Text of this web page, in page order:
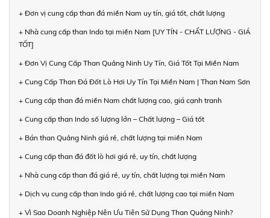
+ Đơn vị cung cấp than đá miền Nam uy tín, giá tốt, chất lượng
+ Nhà cung cấp than Indo tại miền Nam [UY TÍN - CHẤT LƯỢNG - GIÁ
TỐT]
+ Đơn Vị Cung Cấp Than Quảng Ninh Uy Tín, Giá Tốt Tại Miền Nam
+ Cung Cấp Than Đá Đốt Lò Hơi Uy Tín Tại Miền Nam | Than Nam Sơn
+ Cung cấp than đá miền Nam chất lượng cao, giá cạnh tranh
+ Cung cấp than Indo số lượng lớn – Chất lượng – Giá tốt
+ Bán than Quảng Ninh giá rẻ, chất lượng tại miền Nam
+ Cung cấp than đá đốt lò hơi giá rẻ, uy tín, chất lượng
+ Nhà cung cấp than đá giá rẻ, uy tín, chất lượng tại miền Nam
+ Dịch vụ cung cấp than Indo giá rẻ, chất lượng cao tại miền Nam
+ Vì Sao Doanh Nghiệp Nên Ưu Tiên Sử Dụng Than Quảng Ninh?